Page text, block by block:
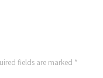
fields are marked *